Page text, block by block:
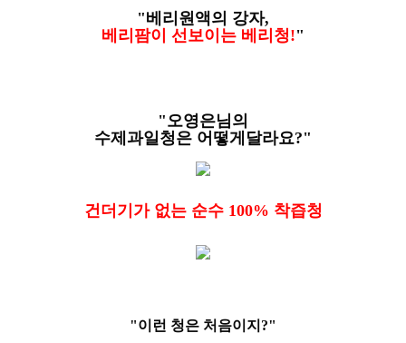
"베리원액의 강자,
베리팜이 선보이는 베리청!"
"오영은님의
수제과일청은 어떻게달라요?"
건더기가 없는 순수 100% 착즙청
"이런 청은 처음이지?"